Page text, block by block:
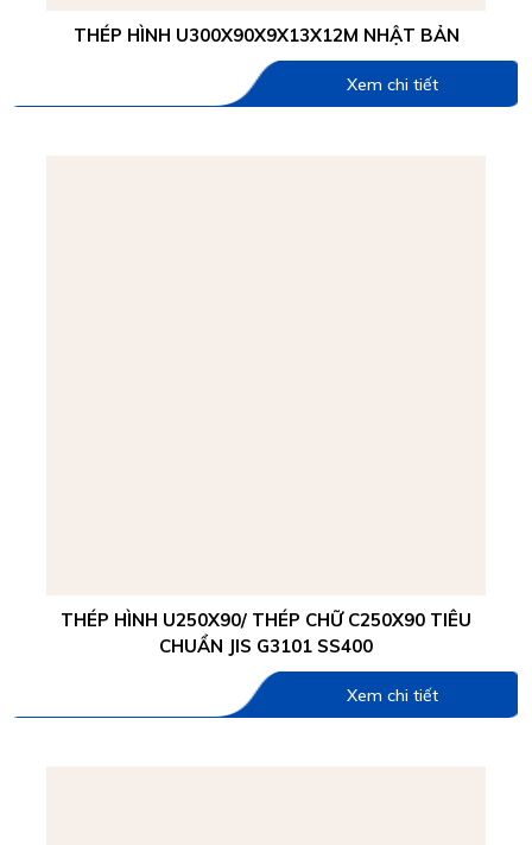
THÉP HÌNH U300X90X9X13X12M NHẬT BẢN
Xem chi tiết
THÉP HÌNH U250X90/ THÉP CHỮ C250X90 TIÊU
CHUẨN JIS G3101 SS400
Xem chi tiết